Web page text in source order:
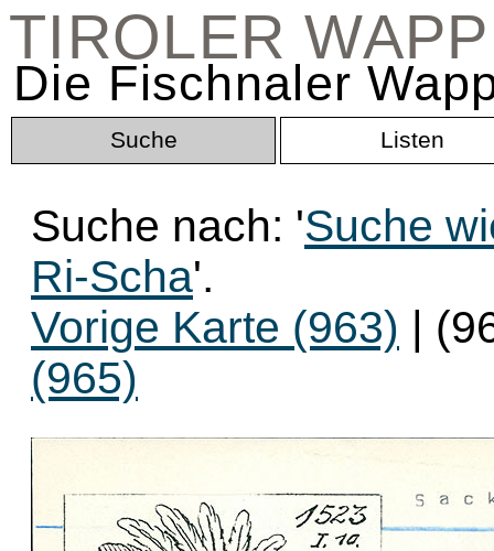
TIROLER
Die Fischnaler
Suche Listen
Suche nach: 'Suche
Ri-Scha'.
Vorige Karte (963) |
(965)